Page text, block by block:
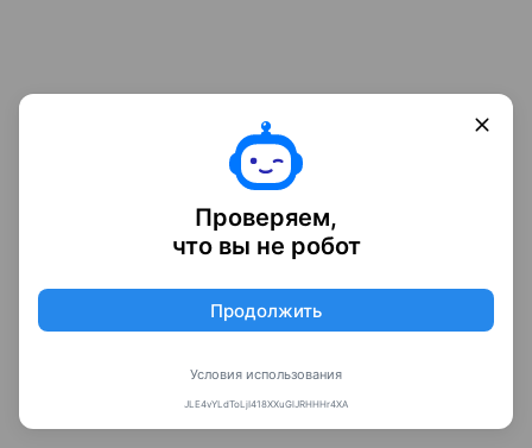
Проверяем,
что вы не робот
Продолжить
Условия использования
JLE4vYLdToLjI418XXuGlJRHHHr4XA